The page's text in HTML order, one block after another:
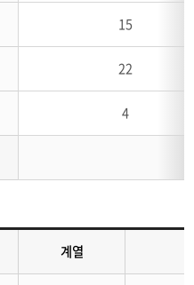
15
22
4
계열